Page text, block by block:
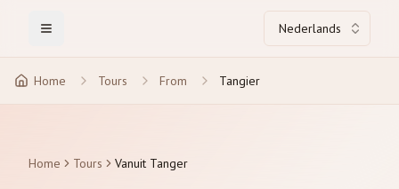
Toggle Menu Nederlands
Home Tours From Tangier
Home Tours Vanuit Tanger